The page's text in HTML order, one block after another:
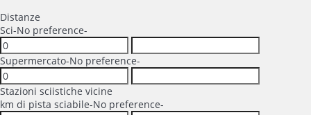
Distanze
Sci-No preference-
Supermercato-No preference-
Stazioni sciistiche vicine
km di pista sciabile-No preference-